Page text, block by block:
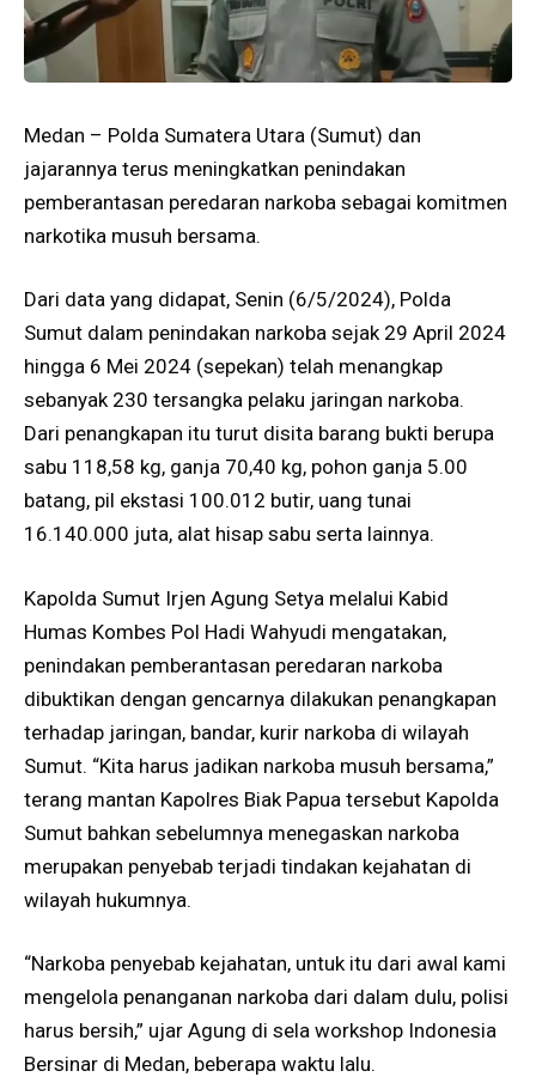
Medan – Polda Sumatera Utara (Sumut) dan
jajarannya terus meningkatkan penindakan
pemberantasan peredaran narkoba sebagai komitmen
narkotika musuh bersama.
Dari data yang didapat, Senin (6/5/2024), Polda
Sumut dalam penindakan narkoba sejak 29 April 2024
hingga 6 Mei 2024 (sepekan) telah menangkap
sebanyak 230 tersangka pelaku jaringan narkoba.
Dari penangkapan itu turut disita barang bukti berupa
sabu 118,58 kg, ganja 70,40 kg, pohon ganja 5.00
batang, pil ekstasi 100.012 butir, uang tunai
16.140.000 juta, alat hisap sabu serta lainnya.
Kapolda Sumut Irjen Agung Setya melalui Kabid
Humas Kombes Pol Hadi Wahyudi mengatakan,
penindakan pemberantasan peredaran narkoba
dibuktikan dengan gencarnya dilakukan penangkapan
terhadap jaringan, bandar, kurir narkoba di wilayah
Sumut. “Kita harus jadikan narkoba musuh bersama,”
terang mantan Kapolres Biak Papua tersebut Kapolda
Sumut bahkan sebelumnya menegaskan narkoba
merupakan penyebab terjadi tindakan kejahatan di
wilayah hukumnya.
“Narkoba penyebab kejahatan, untuk itu dari awal kami
mengelola penanganan narkoba dari dalam dulu, polisi
harus bersih,” ujar Agung di sela workshop Indonesia
Bersinar di Medan, beberapa waktu lalu.